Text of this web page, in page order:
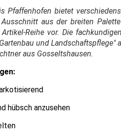
Pfaffenhofen bietet
aus der breiten
Artikel-Reihe vor. Die
und Landschaftspflege"
aus Gosseltshausen.
hübsch anzusehen